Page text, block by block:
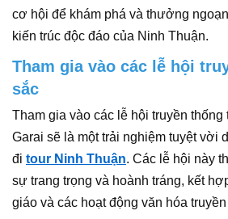
cơ hội để khám phá và thưởng
kiến trúc độc đáo của Ninh Thuận.
Tham gia vào các lễ hội
sắc
Tham gia vào các lễ hội truyền thống
Garai sẽ là một trải nghiệm tuyệt vời
đi tour Ninh Thuận. Các lễ hội này
sự trang trọng và hoành tráng, kết
giáo và các hoạt động văn hóa